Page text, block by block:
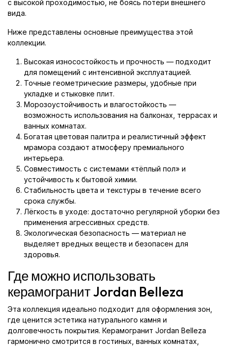
с высокой проходимостью, не боясь потери внешнего
вида.
Ниже представлены основные преимущества этой
коллекции.
Высокая износостойкость и прочность — подходит
для помещений с интенсивной эксплуатацией.
Точные геометрические размеры, удобные при
укладке и стыковке плит.
Морозоустойчивость и влагостойкость —
возможность использования на балконах, террасах и
ванных комнатах.
Богатая цветовая палитра и реалистичный эффект
мрамора создают атмосферу премиального
интерьера.
Совместимость с системами «тёплый пол» и
устойчивость к бытовой химии.
Стабильность цвета и текстуры в течение всего
срока службы.
Лёгкость в уходе: достаточно регулярной уборки без
применения агрессивных средств.
Экологическая безопасность — материал не
выделяет вредных веществ и безопасен для
здоровья.
Где можно использовать
керамогранит Jordan Belleza
Эта коллекция идеально подходит для оформления зон,
где ценится эстетика натурального камня и
долговечность покрытия. Керамогранит Jordan Belleza
гармонично смотрится в гостиных, ванных комнатах,